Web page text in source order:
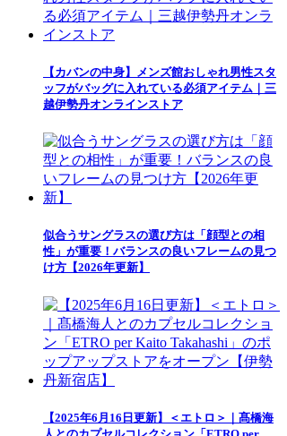
【カバンの中身】メンズ館おしゃれ男性スタ
ッフがバッグに入れている必須アイテム｜三
越伊勢丹オンラインストア
似合うサングラスの選び方は「顔型との相
性」が重要！バランスの良いフレームの見つ
け方【2026年更新】
【2025年6月16日更新】＜エトロ＞｜髙橋海